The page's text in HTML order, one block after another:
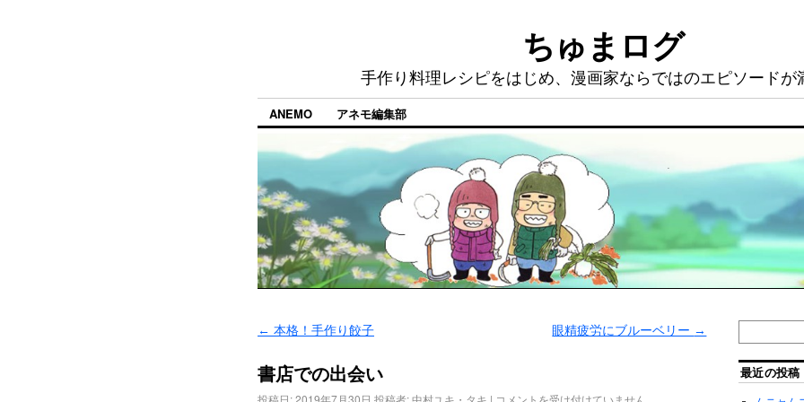
ちゅまログ
手作り料理レシピをはじめ、漫画家ならではのエピソードが
ANEMO アネモ編集部
← 本格！手作り餃子 眼精疲労にブルーベリー →
書店での出会い 最近の投稿